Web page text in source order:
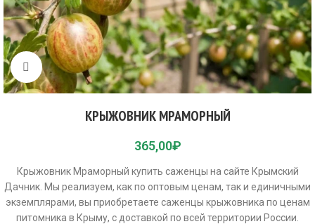
Click to enlarge
КРЫЖОВНИК МРАМОРНЫЙ
365,00₽
Крыжовник Мраморный купить саженцы на сайте Крымский
Дачник. Мы реализуем, как по оптовым ценам, так и единичными
экземплярами, вы приобретаете саженцы крыжовника по ценам
питомника в Крыму, с доставкой по всей территории России.